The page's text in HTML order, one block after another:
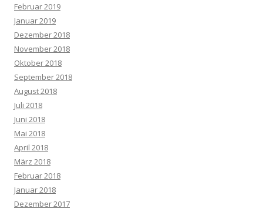
Februar 2019
Januar 2019
Dezember 2018
November 2018
Oktober 2018
September 2018
August 2018
Juli 2018
Juni 2018
Mai 2018
April 2018
März 2018
Februar 2018
Januar 2018
Dezember 2017